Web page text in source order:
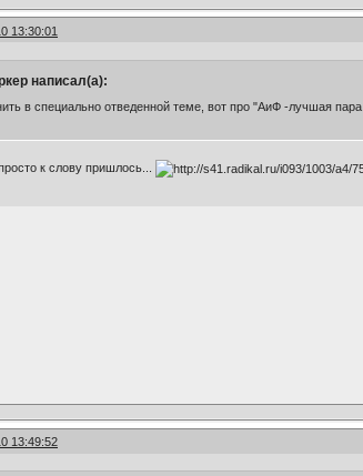
13:30:01
написал(а):
в специально отведенной теме, вот про "АиФ -лучшая пара
к слову пришлось...
13:49:52